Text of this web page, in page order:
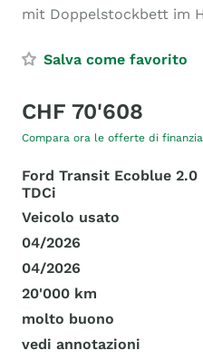
mit Doppelstockbett im
Salva come favorito
CHF 70'608
Compara ora le offerte di
Ford Transit Ecoblue 2.0
TDCi
Veicolo usato
04/2026
04/2026
20'000 km
molto buono
vedi annotazioni